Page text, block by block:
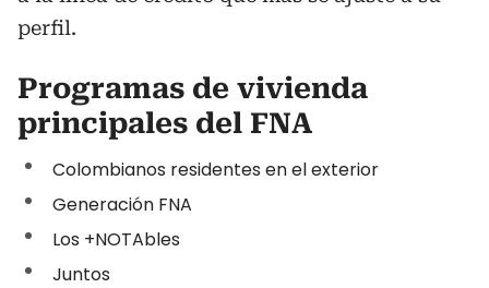
perfil.
Programas de vivienda
principales del FNA
Colombianos residentes en el exterior
Generación FNA
Los +NOTAbles
Juntos